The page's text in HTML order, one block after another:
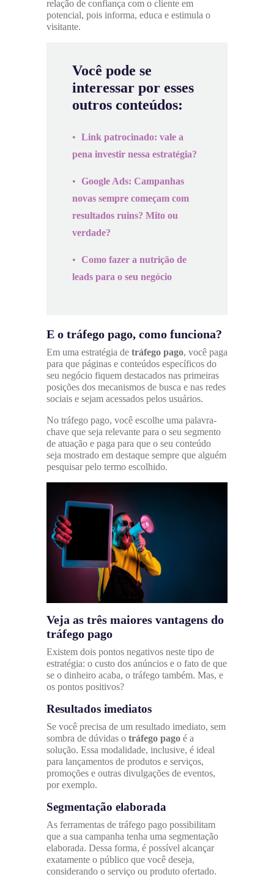
relação de confiança com o cliente em
potencial, pois informa, educa e estimula o
visitante.
Você pode se
interessar por esses
outros conteúdos:
Link patrocinado: vale a
pena investir nessa estratégia?
Google Ads: Campanhas
novas sempre começam com
resultados ruins? Mito ou
verdade?
Como fazer a nutrição de
leads para o seu negócio
E o tráfego pago, como funciona?
Em uma estratégia de tráfego pago, você paga
para que páginas e conteúdos específicos do
seu negócio fiquem destacados nas primeiras
posições dos mecanismos de busca e nas redes
sociais e sejam acessados pelos usuários.
No tráfego pago, você escolhe uma palavra-
chave que seja relevante para o seu segmento
de atuação e paga para que o seu conteúdo
seja mostrado em destaque sempre que alguém
pesquisar pelo termo escolhido.
Veja as três maiores vantagens do
tráfego pago
Existem dois pontos negativos neste tipo de
estratégia: o custo dos anúncios e o fato de que
se o dinheiro acaba, o tráfego também. Mas, e
os pontos positivos?
Resultados imediatos
Se você precisa de um resultado imediato, sem
sombra de dúvidas o tráfego pago é a
solução. Essa modalidade, inclusive, é ideal
para lançamentos de produtos e serviços,
promoções e outras divulgações de eventos,
por exemplo.
Segmentação elaborada
As ferramentas de tráfego pago possibilitam
que a sua campanha tenha uma segmentação
elaborada. Dessa forma, é possível alcançar
exatamente o público que você deseja,
considerando o serviço ou produto ofertado.